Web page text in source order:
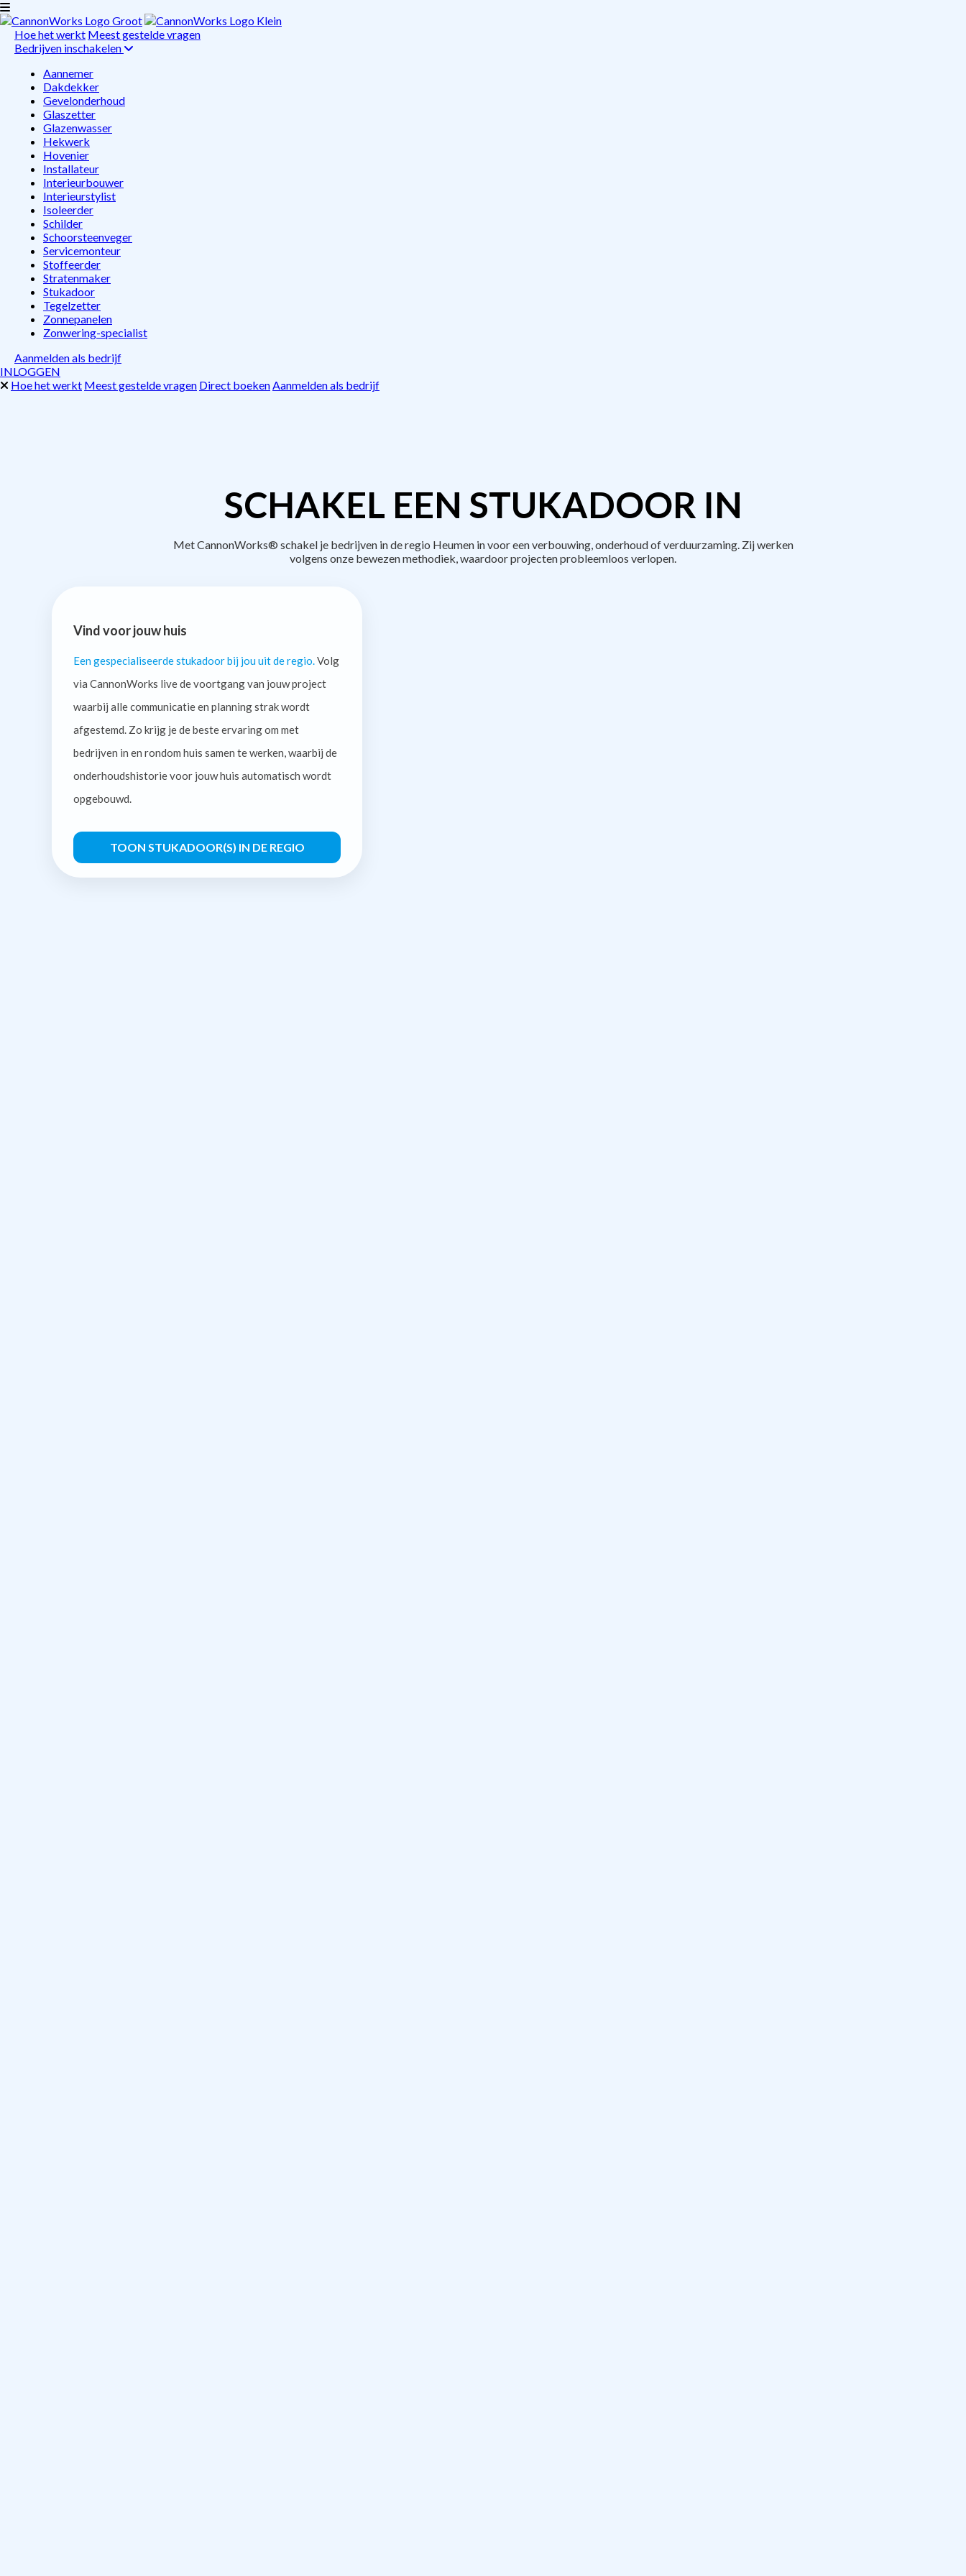
Hoe het werkt Meest gestelde vragen
Bedrijven inschakelen
Aannemer
Dakdekker
Gevelonderhoud
Glaszetter
Glazenwasser
Hekwerk
Hovenier
Installateur
Interieurbouwer
Interieurstylist
Isoleerder
Schilder
Schoorsteenveger
Servicemonteur
Stoffeerder
Stratenmaker
Stukadoor
Tegelzetter
Zonnepanelen
Zonwering-specialist
Aanmelden als bedrijf
INLOGGEN
Hoe het werkt Meest gestelde vragen Direct boekenAanmelden als bedrijf
SCHAKEL EEN STUKADOOR IN
Met CannonWorks® schakel je bedrijven in de regio Heumen in voor een verbouwing, onderhoud of verduurzaming. Zij werken
volgens onze bewezen methodiek, waardoor projecten probleemloos verlopen.
Vind voor jouw huis
Een gespecialiseerde stukadoor bij jou uit de regio. Volg
via CannonWorks live de voortgang van jouw project
waarbij alle communicatie en planning strak wordt
afgestemd. Zo krijg je de beste ervaring om met
bedrijven in en rondom huis samen te werken, waarbij de
onderhoudshistorie voor jouw huis automatisch wordt
opgebouwd.
TOON STUKADOOR(S) IN DE REGIO